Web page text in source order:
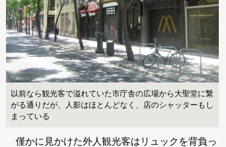
以前なら観光客で溢れていた市庁舎の広場から大聖堂に繋
がる通りだが、人影はほとんどなく、店のシャッターもし
まっている
僅かに見かけた外人観光客はリュックを背負っ